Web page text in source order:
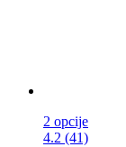
2 opcije
4.2 (41)